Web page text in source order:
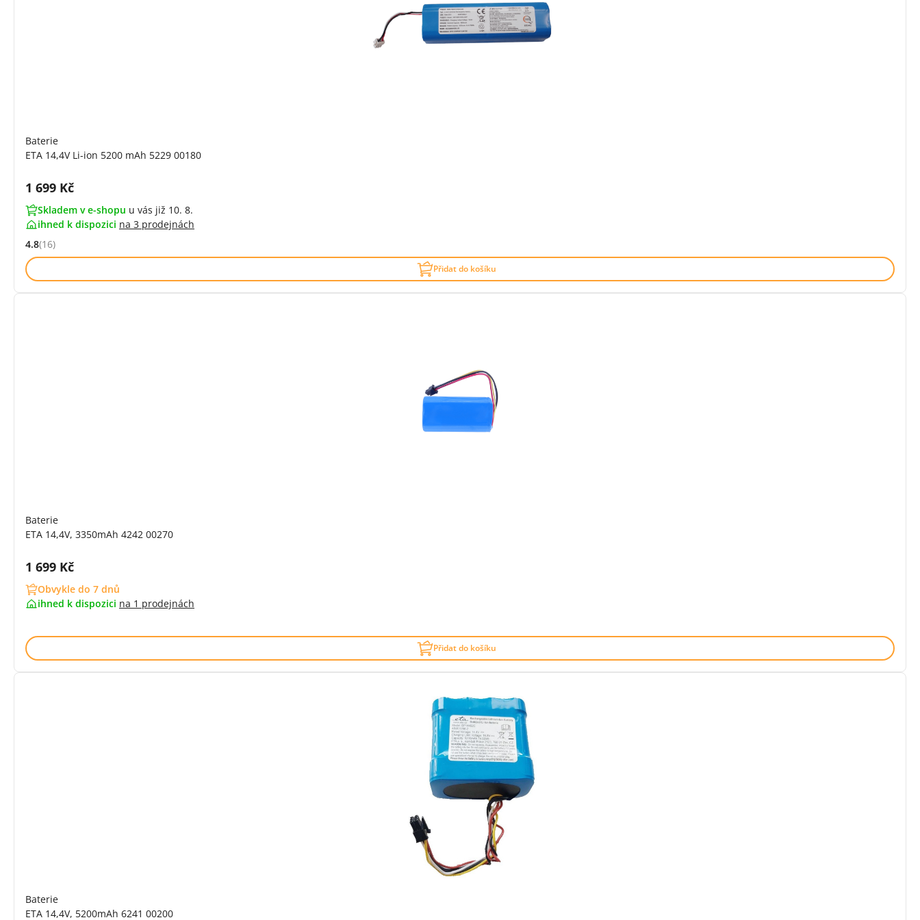
Baterie
ETA 14,4V Li-ion 5200 mAh 5229 00180
Cena s DPH:
1 699 Kč
Skladem v e-shopu u vás již 10. 8.
ihned k dispozici na 3 prodejnách
Hodnocení: 4.8 z 5 (16 recenzí)
4.8(16)
Přidat do košíku
Baterie
ETA 14,4V, 3350mAh 4242 00270
Cena s DPH:
1 699 Kč
Obvykle do 7 dnů
ihned k dispozici na 1 prodejnách
Přidat do košíku
Baterie
ETA 14,4V, 5200mAh 6241 00200